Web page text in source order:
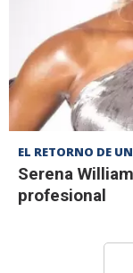
EL RETORNO DE
Serena
profesional